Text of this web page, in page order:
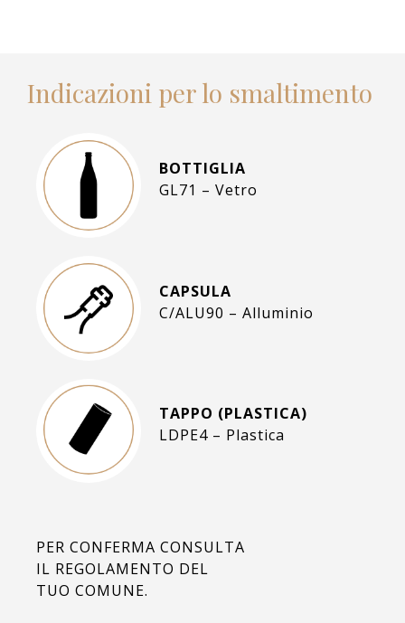
Indicazioni per lo smaltimento
BOTTIGLIA
GL71 – Vetro
CAPSULA
C/ALU90 – Alluminio
TAPPO (PLASTICA)
LDPE4 – Plastica
PER CONFERMA CONSULTA
IL REGOLAMENTO DEL
TUO COMUNE.